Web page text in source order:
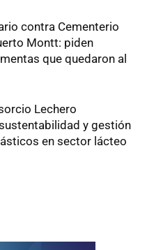
contra Cementerio
Montt: piden
que quedaron al
Lechero
y gestión
en sector lácteo